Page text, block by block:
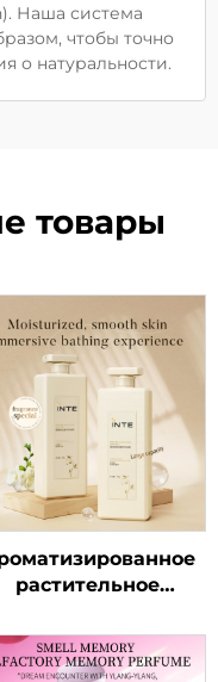
Наша система
чтобы точно
о натуральности.
товары
растительное
для тела